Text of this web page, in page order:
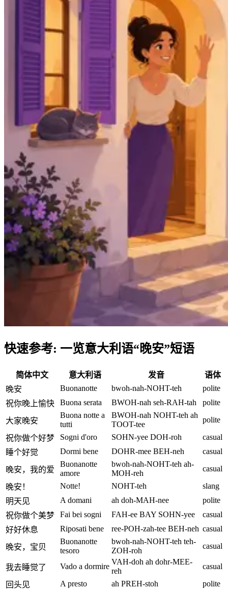
快速参考: 一览意大利语“晚安”短语
简体中文 意大利语 发音
语体
晚安
Buonanotte bwoh-nah-NOHT-teh
polite
祝你晚上愉快
Buona serata BWOH-nah seh-RAH-tah polite
大家晚安
Buona notte a
tutti
BWOH-nah NOHT-teh ah
TOOT-tee
polite
祝你做个好梦 Sogni d'oro SOHN-yee DOH-roh
casual
睡个好觉
Dormi bene DOHR-mee BEH-neh casual
晚安，我的爱
Buonanotte
amore
bwoh-nah-NOHT-teh ah-
MOH-reh
casual
晚安！ Notte! NOHT-teh
slang
明天见
A domani ah doh-MAH-nee
polite
祝你做个美梦
Fai bei sogni FAH-ee BAY SOHN-yee
casual
好好休息
Riposati bene ree-POH-zah-tee BEH-neh casual
晚安，宝贝
Buonanotte
tesoro
bwoh-nah-NOHT-teh teh-
ZOH-roh
casual
我去睡觉了 Vado a dormire
VAH-doh ah dohr-MEE-
reh
casual
回头见 A presto ah PREH-stoh
polite